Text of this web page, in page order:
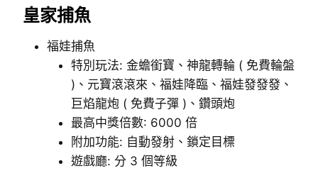
皇家捕魚
福娃捕魚
特別玩法: 金蟾銜寶、神龍轉輪 ( 免費輪盤
)、元寶滾滾來、福娃降臨、福娃發發發、
巨焰龍炮 ( 免費子彈 )、鑽頭炮
最高中獎倍數: 6000 倍
附加功能: 自動發射、鎖定目標
遊戲廳: 分 3 個等級